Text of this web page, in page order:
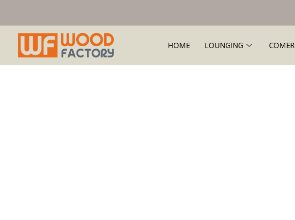
HOME LOUNGING COMER